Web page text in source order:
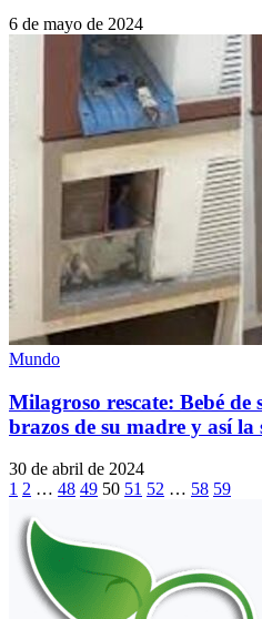
6 de mayo de 2024
Mundo
Milagroso rescate: Bebé de
brazos de su madre y así
30 de abril de 2024
1 2 … 48 49 50 51 52 … 58 59